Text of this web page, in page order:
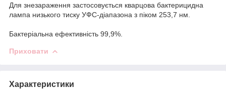
Для знезараження застосовується кварцова бактерицидна
лампа низького тиску УФС-діапазона з піком 253,7 нм.
Бактеріальна ефективність 99,9%.
Приховати
Характеристики